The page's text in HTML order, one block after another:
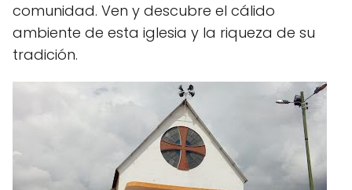
comunidad. Ven y descubre el cálido
ambiente de esta iglesia y la riqueza de su
tradición.